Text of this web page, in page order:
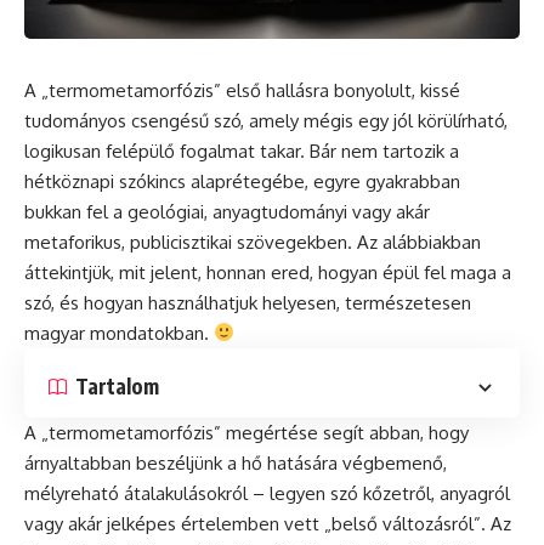
A „termometamorfózis” első hallásra bonyolult, kissé
tudományos csengésű szó, amely mégis egy jól körülírható,
logikusan felépülő fogalmat takar. Bár nem tartozik a
hétköznapi szókincs alaprétegébe, egyre gyakrabban
bukkan fel a geológiai, anyagtudományi vagy akár
metaforikus, publicisztikai szövegekben. Az alábbiakban
áttekintjük, mit jelent, honnan ered, hogyan épül fel maga a
szó, és hogyan használhatjuk helyesen, természetesen
magyar mondatokban.
Tartalom
A „termometamorfózis” megértése segít abban, hogy
árnyaltabban beszéljünk a hő hatására végbemenő,
mélyreható átalakulásokról – legyen szó kőzetről, anyagról
vagy akár jelképes értelemben vett „belső változásról”. Az